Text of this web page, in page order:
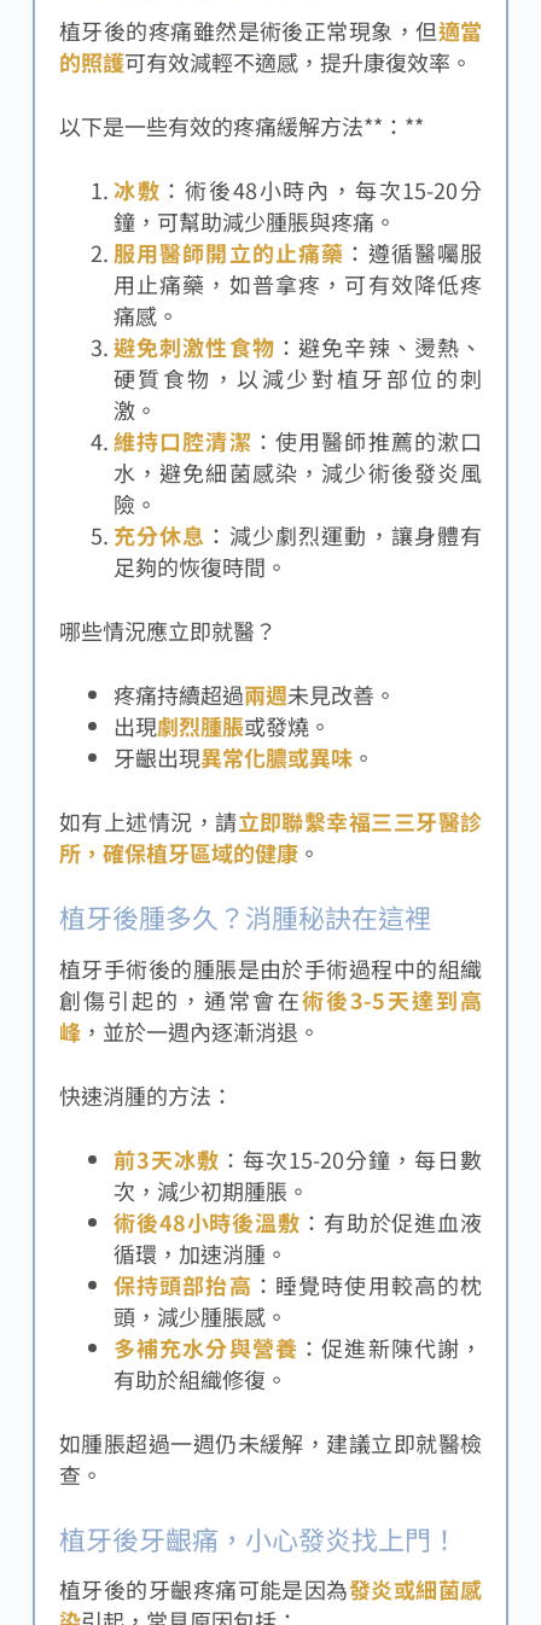
植牙後的疼痛雖然是術後正常現象，但適當
的照護可有效減輕不適感，提升康復效率。
以下是一些有效的疼痛緩解方法**：**
冰敷 ：術後48小時內，每次15-20分
鐘，可幫助減少腫脹與疼痛。
服用醫師開立的止痛藥 ：遵循醫囑服
用止痛藥，如普拿疼，可有效降低疼
痛感。
避免刺激性食物 ：避免辛辣、燙熱、
硬質食物，以減少對植牙部位的刺
激。
維持口腔清潔 ：使用醫師推薦的漱口
水，避免細菌感染，減少術後發炎風
險。
充分休息 ：減少劇烈運動，讓身體有
足夠的恢復時間。
哪些情況應立即就醫？
疼痛持續超過兩週未見改善。
出現劇烈腫脹或發燒。
牙齦出現異常化膿或異味。
如有上述情況，請立即聯繫幸福三三牙醫診
所，確保植牙區域的健康。
植牙後腫多久？消腫秘訣在這裡
植牙手術後的腫脹是由於手術過程中的組織
創傷引起的，通常會在術後3-5天達到高
峰，並於一週內逐漸消退。
快速消腫的方法：
前3天冰敷 ：每次15-20分鐘，每日數
次，減少初期腫脹。
術後48小時後溫敷 ：有助於促進血液
循環，加速消腫。
保持頭部抬高 ：睡覺時使用較高的枕
頭，減少腫脹感。
多補充水分與營養 ：促進新陳代謝，
有助於組織修復。
如腫脹超過一週仍未緩解，建議立即就醫檢
查。
植牙後牙齦痛，小心發炎找上門！
植牙後的牙齦疼痛可能是因為發炎或細菌感